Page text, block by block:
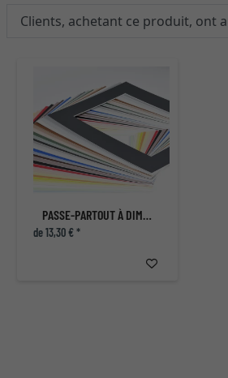
Clients, achetant ce produit, ont
PASSE-PARTOUT À DIMENSIONS NON STANDARD
de 13,30 € *